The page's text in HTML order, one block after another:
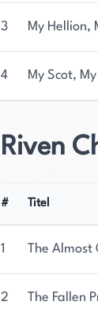
3 My Hellion,
4 My Scot,
Riven
# Titel
1 The Almost
2 The Fallen